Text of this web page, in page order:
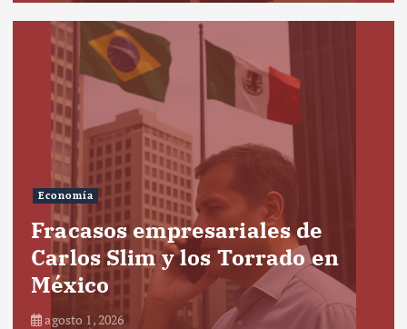
Economía
Fracasos empresariales de
Carlos Slim y los Torrado en
México
agosto 1, 2026